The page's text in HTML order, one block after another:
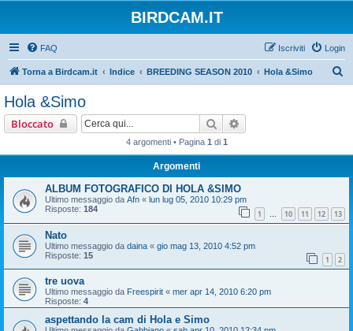
BIRDCAM.IT
FAQ Login
Iscriviti
Torna a Birdcam.it Indice BREEDING SEASON 2010 Hola &Simo
Hola &Simo
Bloccato Cerca
4 argomenti • Pagina 1 di 1
Argomenti
ALBUM FOTOGRAFICO DI HOLA &SIMO
Ultimo messaggio da Afn « lun lug 05, 2010 10:29 pm
Risposte: 184 1 … 10 11 12 13
Nato
Ultimo messaggio da daina « gio mag 13, 2010 4:52 pm
Risposte: 15 1 2
tre uova
Ultimo messaggio da Freespirit « mer apr 14, 2010 6:20 pm
Risposte: 4
aspettando la cam di Hola e Simo